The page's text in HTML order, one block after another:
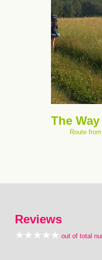
The
Route
Reviews
out of total